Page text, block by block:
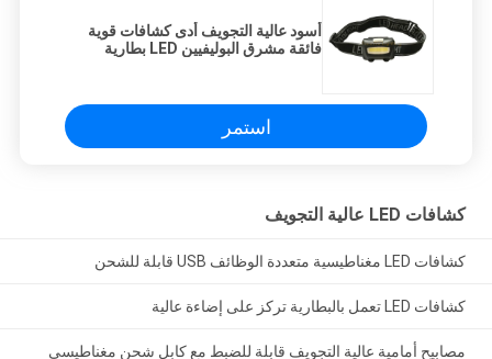
أسود عالية التجويف أدى كشافات قوية
فائقة مشرق البوليفيين LED بطارية
استمر
كشافات LED عالية التجويف
كشافات LED مغناطيسية متعددة الوظائف USB قابلة للشحن
كشافات LED تعمل بالبطارية تركز على إضاءة عالية
مصابيح أمامية عالية التجويف قابلة للضبط مع كابل شحن مغناطيسي